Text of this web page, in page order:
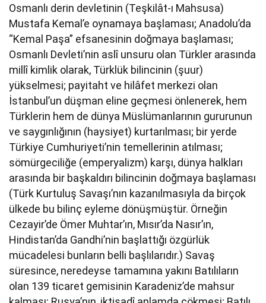
Osmanlı derin devletinin (Teşkilât-ı Mahsusa)
Mustafa Kemal’e oynamaya başlaması; Anadolu’da
“Kemal Paşa” efsanesinin doğmaya başlaması;
Osmanlı Devleti’nin aslî unsuru olan Türkler arasında
millî kimlik olarak, Türklük bilincinin (şuur)
yükselmesi; payitaht ve hilâfet merkezi olan
İstanbul’un düşman eline geçmesi önlenerek, hem
Türklerin hem de dünya Müslümanlarının gururunun
ve saygınlığının (haysiyet) kurtarılması; bir yerde
Türkiye Cumhuriyeti’nin temellerinin atılması;
sömürgeciliğe (emperyalizm) karşı, dünya halkları
arasında bir başkaldırı bilincinin doğmaya başlaması
(Türk Kurtuluş Savaşı’nın kazanılmasıyla da birçok
ülkede bu bilinç eyleme dönüşmüştür. Örneğin
Cezayir’de Ömer Muhtar’ın, Mısır’da Nasır’ın,
Hindistan’da Gandhi’nin başlattığı özgürlük
mücadelesi bunların belli başlılarıdır.) Savaş
süresince, neredeyse tamamına yakını Batılıların
olan 139 ticaret gemisinin Karadeniz’de mahsur